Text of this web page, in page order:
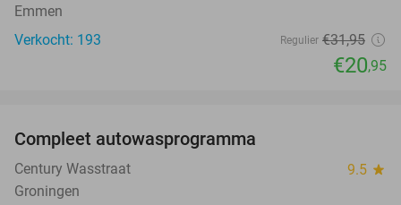
Emmen
Verkocht: 193
Regulier €31,95
€20,95
Compleet autowasprogramma
Century Wasstraat 9.5 star
Groningen